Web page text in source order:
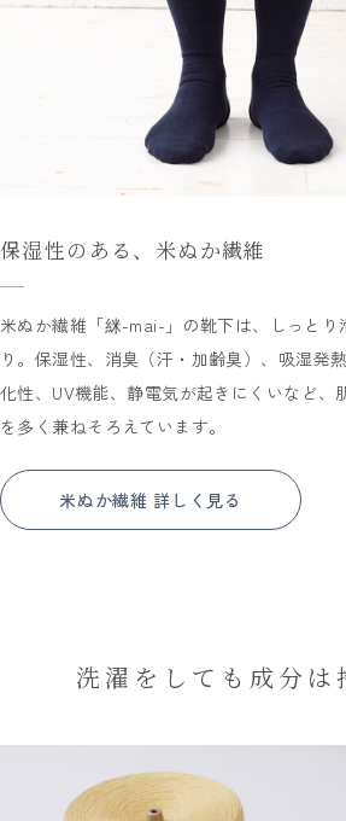
保湿性のある、米ぬか繊維
米ぬか繊維「䋛-mai-」の靴下は、しっとり
り。保湿性、消臭（汗・加齢臭）、吸湿発
化性、UV機能、静電気が起きにくいなど、
を多く兼ねそろえています。
米ぬか繊維 詳しく見る
洗濯をしても成分は